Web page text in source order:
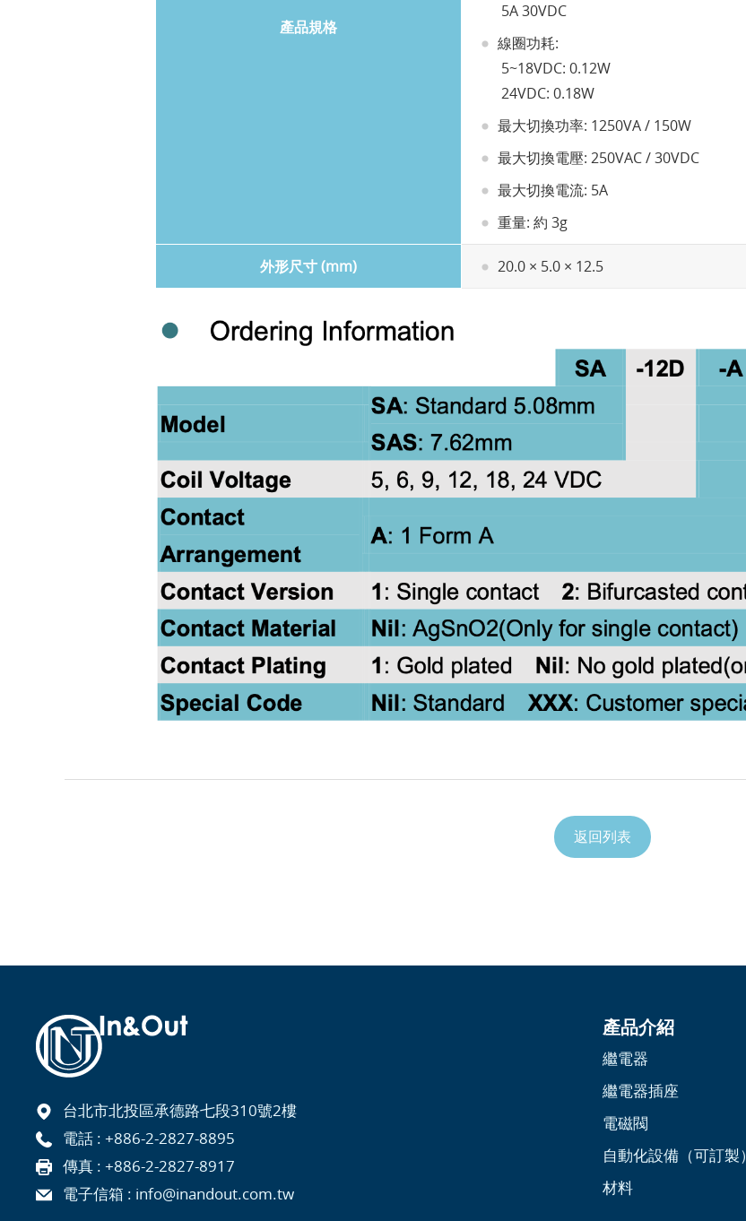
產品規格
5A 30VDC
線圈功耗:
5~18VDC: 0.12W
24VDC: 0.18W
最大切換功率: 1250VA / 150W
最大切換電壓: 250VAC / 30VDC
最大切換電流: 5A
重量: 約 3g
外形尺寸 (mm) 20.0 × 5.0 × 12.5
返回列表
產品介紹
繼電器
繼電器插座
電磁閥
自動化設備（可訂製）
材料
台北市北投區承德路七段310號2樓
電話 : +886-2-2827-8895
傳真 : +886-2-2827-8917
電子信箱 : info@inandout.com.tw